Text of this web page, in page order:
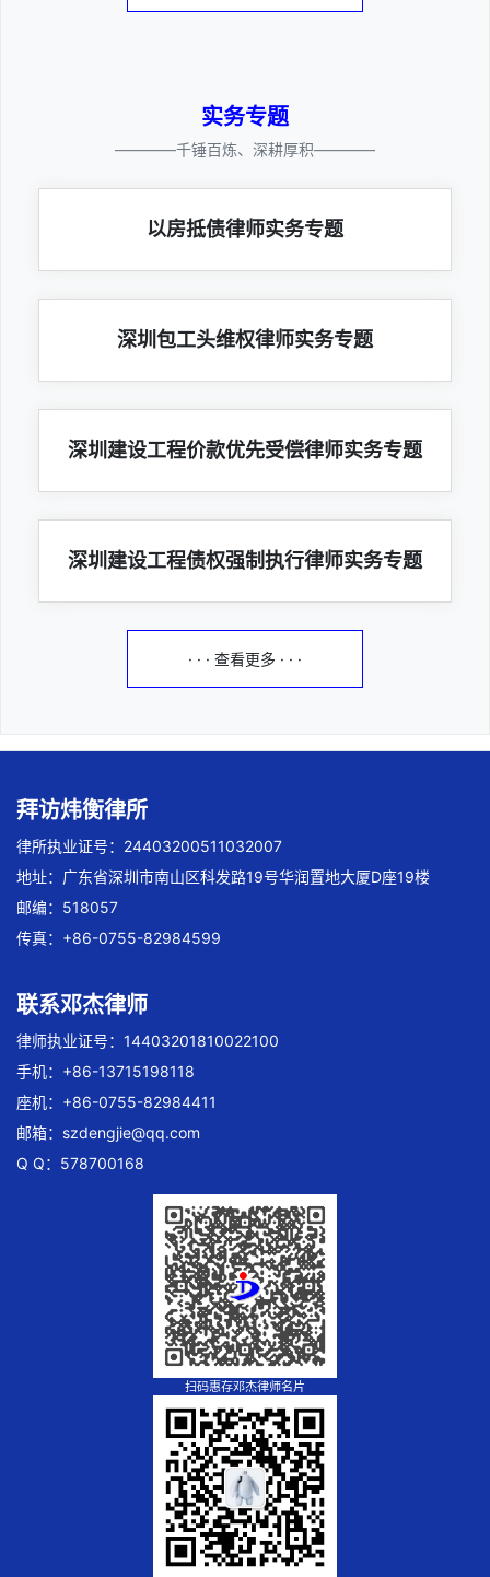
实务专题
————千锤百炼、深耕厚积————
以房抵债律师实务专题
深圳包工头维权律师实务专题
深圳建设工程价款优先受偿律师实务专题
深圳建设工程债权强制执行律师实务专题
· · · 查看更多 · · ·
拜访炜衡律所
律所执业证号：24403200511032007
地址：广东省深圳市南山区科发路19号华润置地大厦D座19楼
邮编：518057
传真：+86-0755-82984599
联系邓杰律师
律师执业证号：14403201810022100
手机：+86-13715198118
座机：+86-0755-82984411
邮箱： szdengjie@qq.com
Q Q：578700168
扫码惠存邓杰律师名片